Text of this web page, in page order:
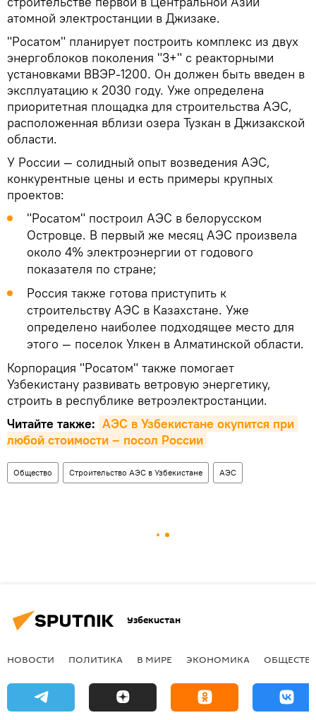
атомной электростанции в Джизаке.
"Росатом" планирует построить комплекс из двух
энергоблоков поколения "3+" с реакторными
установками ВВЭР-1200. Он должен быть введен в
эксплуатацию к 2030 году. Уже определена
приоритетная площадка для строительства АЭС,
расположенная вблизи озера Тузкан в Джизакской
области.
У России — солидный опыт возведения АЭС,
конкурентные цены и есть примеры крупных
проектов:
"Росатом" построил АЭС в белорусском
Островце. В первый же месяц АЭС произвела
около 4% электроэнергии от годового
показателя по стране;
Россия также готова приступить к
строительству АЭС в Казахстане. Уже
определено наиболее подходящее место для
этого — поселок Улкен в Алматинской области.
Корпорация "Росатом" также помогает
Узбекистану развивать ветровую энергетику,
строить в республике ветроэлектростанции.
Читайте также: АЭС в Узбекистане окупится при
любой стоимости – посол России
Общество Строительство АЭС в Узбекистане АЭС
Узбекистан
НОВОСТИ ПОЛИТИКА В МИРЕ ЭКОНОМИКА